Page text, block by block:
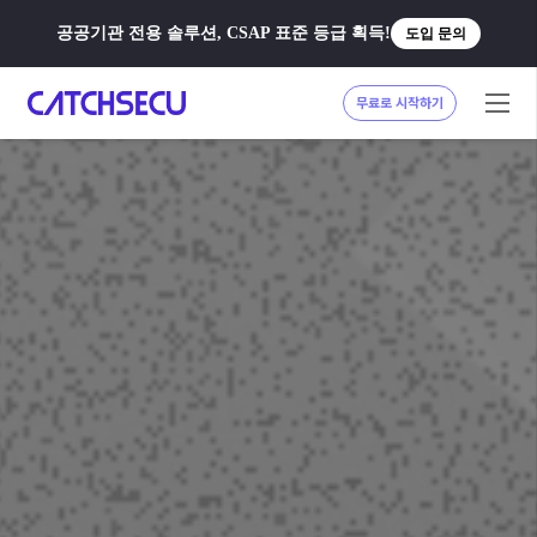
공공기관 전용 솔루션, CSAP 표준 등급 획득! 도입 문의
무료로 시작하기